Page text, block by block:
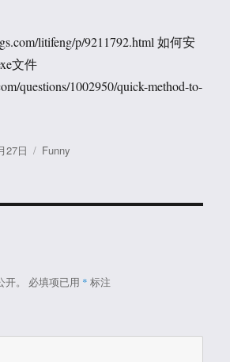
litifeng/p/9211792.html 如何安
文件
questions/1002950/quick-method-to-
27日
分
Funny
。 必填项已用 * 标注